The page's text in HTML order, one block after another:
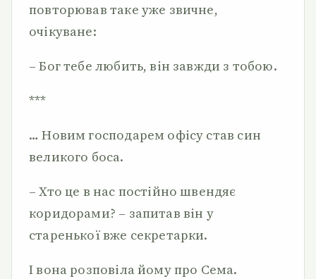
повторював таке уже звичне,
очікуване:
– Бог тебе любить, він завжди з тобою.
***
… Новим господарем офісу став син
великого боса.
– Хто це в нас постійно швендяє
коридорами? – запитав він у
старенької вже секретарки.
І вона розповіла йому про Сема.